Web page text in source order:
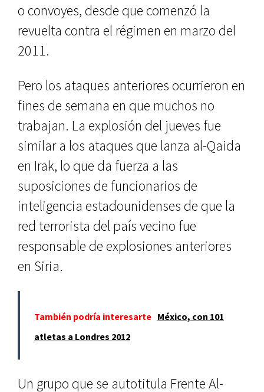
o convoyes, desde que comenzó la
revuelta contra el régimen en marzo del
2011.
Pero los ataques anteriores ocurrieron en
fines de semana en que muchos no
trabajan. La explosión del jueves fue
similar a los ataques que lanza al-Qaida
en Irak, lo que da fuerza a las
suposiciones de funcionarios de
inteligencia estadounidenses de que la
red terrorista del país vecino fue
responsable de explosiones anteriores
en Siria.
También podría interesarte México, con 101
atletas a Londres 2012
Un grupo que se autotitula Frente Al-